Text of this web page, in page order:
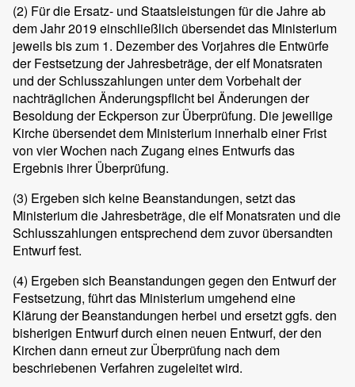
(2) Für die Ersatz- und Staatsleistungen für die Jahre ab
dem Jahr 2019 einschließlich übersendet das Ministerium
jeweils bis zum 1. Dezember des Vorjahres die Entwürfe
der Festsetzung der Jahresbeträge, der elf Monatsraten
und der Schlusszahlungen unter dem Vorbehalt der
nachträglichen Änderungspflicht bei Änderungen der
Besoldung der Eckperson zur Überprüfung. Die jeweilige
Kirche übersendet dem Ministerium innerhalb einer Frist
von vier Wochen nach Zugang eines Entwurfs das
Ergebnis ihrer Überprüfung.
(3) Ergeben sich keine Beanstandungen, setzt das
Ministerium die Jahresbeträge, die elf Monatsraten und die
Schlusszahlungen entsprechend dem zuvor übersandten
Entwurf fest.
(4) Ergeben sich Beanstandungen gegen den Entwurf der
Festsetzung, führt das Ministerium umgehend eine
Klärung der Beanstandungen herbei und ersetzt ggfs. den
bisherigen Entwurf durch einen neuen Entwurf, der den
Kirchen dann erneut zur Überprüfung nach dem
beschriebenen Verfahren zugeleitet wird.